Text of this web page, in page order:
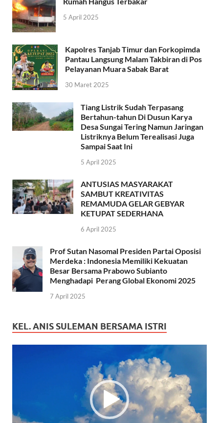
5 April 2025
Kapolres Tanjab Timur dan Forkopimda
Pantau Langsung Malam Takbiran di Pos
Pelayanan Muara Sabak Barat
30 Maret 2025
Tiang Listrik Sudah Terpasang
Bertahun-tahun Di Dusun Karya
Desa Sungai Tering Namun Jaringan
Listriknya Belum Terealisasi Juga
Sampai Saat Ini
5 April 2025
ANTUSIAS MASYARAKAT
SAMBUT KREATIVITAS
REMAMUDA GELAR GEBYAR
KETUPAT SEDERHANA
6 April 2025
Prof Sutan Nasomal Presiden Partai Oposisi
Merdeka : Indonesia Memiliki Kekuatan
Besar Bersama Prabowo Subianto
Menghadapi Perang Global Ekonomi 2025
7 April 2025
KEL. ANIS SULEMAN BERSAMA ISTRI